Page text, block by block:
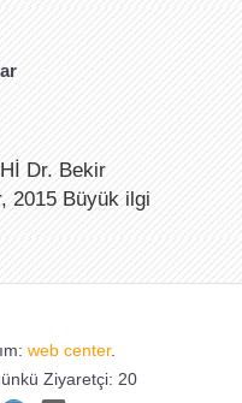
Dr. Bekir
2015 Büyük ilgi
Recep Tayyip
ı Devletlerini
web center.
Ziyaretçi: 20